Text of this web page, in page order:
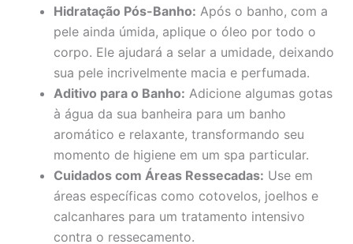
Hidratação Pós-Banho: Após o banho, com a
pele ainda úmida, aplique o óleo por todo o
corpo. Ele ajudará a selar a umidade, deixando
sua pele incrivelmente macia e perfumada.
Aditivo para o Banho: Adicione algumas gotas
à água da sua banheira para um banho
aromático e relaxante, transformando seu
momento de higiene em um spa particular.
Cuidados com Áreas Ressecadas: Use em
áreas específicas como cotovelos, joelhos e
calcanhares para um tratamento intensivo
contra o ressecamento.